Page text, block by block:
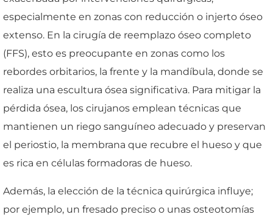
especialmente en zonas con reducción o injerto óseo
extenso. En la cirugía de reemplazo óseo completo
(FFS), esto es preocupante en zonas como los
rebordes orbitarios, la frente y la mandíbula, donde se
realiza una escultura ósea significativa. Para mitigar la
pérdida ósea, los cirujanos emplean técnicas que
mantienen un riego sanguíneo adecuado y preservan
el periostio, la membrana que recubre el hueso y que
es rica en células formadoras de hueso.
Además, la elección de la técnica quirúrgica influye;
por ejemplo, un fresado preciso o unas osteotomías